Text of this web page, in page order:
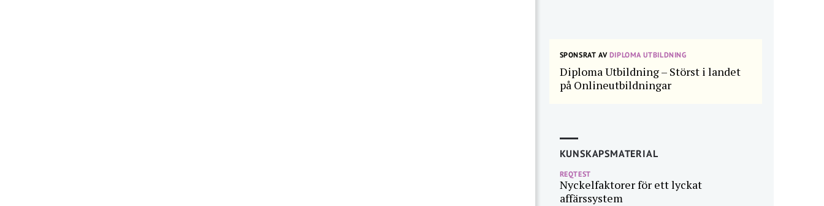
SPONSRAT AVDIPLOMA UTBILDNING
Diploma Utbildning – Störst i landet
på Onlineutbildningar
KUNSKAPSMATERIAL
REQTEST
Nyckelfaktorer för ett lyckat
affärssystem